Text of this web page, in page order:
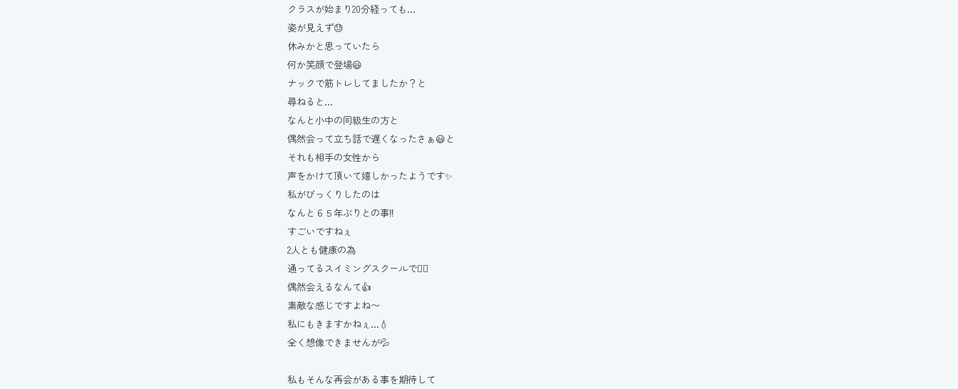
クラスが始まり20分経っても…
姿が見えず😓
休みかと思っていたら
何か笑顔で登場😃
ナックで筋トレしてましたか？と
尋ねると…
なんと小中の同級生の方と
偶然会って立ち話で遅くなったさぁ😃と
それも相手の女性から
声をかけて頂いて嬉しかったようです✨
私がびっくりしたのは
なんと６５年ぶりとの事‼️
すごいですねぇ
2人とも健康の為
通ってるスイミングスクールで🏊‍♂️
偶然会えるなんて👍
素敵な感じですよね〜
私にもきますかねぇ…💧
全く想像できませんが💦
私もそんな再会がある事を期待して